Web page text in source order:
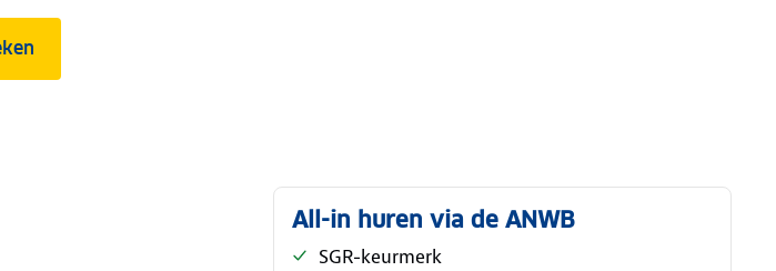
All-in huren via de ANWB
SGR-keurmerk